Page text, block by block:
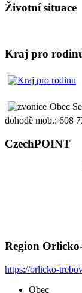
Životní situace
Kraj pro
Obec
dohodě mob.: 608
CzechPOINT
Region
https://orlicko-
Obec